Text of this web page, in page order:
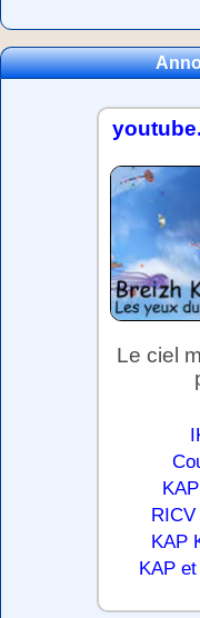
Le ciel
KAP
KAP